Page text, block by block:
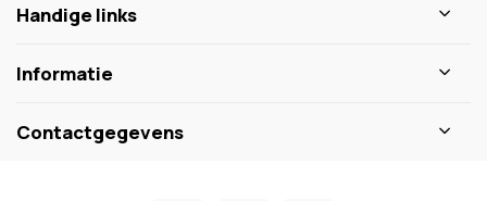
Handige links
Informatie
Contactgegevens